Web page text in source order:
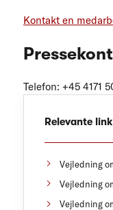
Kontakt en
Telefon: +45 4171
Relevante
Vejledning
Vejledning
Vejledning